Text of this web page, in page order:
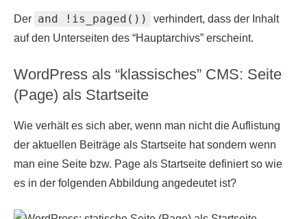
Der and !is_paged())
verhindert, dass der Inhalt
auf den Unterseiten des “Hauptarchivs” erscheint.
WordPress als “klassisches” CMS: Seite
(Page) als Startseite
Wie verhält es sich aber, wenn man nicht die Auflistung
der aktuellen Beiträge als Startseite hat sondern wenn
man eine Seite bzw. Page als Startseite definiert so wie
es in der folgenden Abbildung angedeutet ist?